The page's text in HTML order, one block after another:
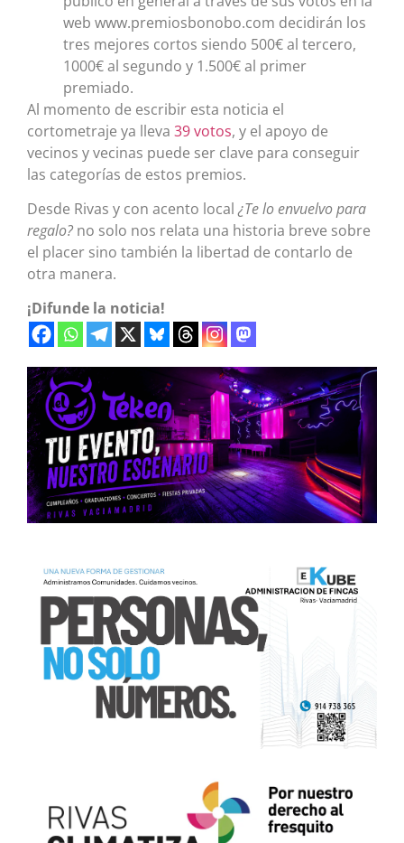
web www.premiosbonobo.com decidirán los
tres mejores cortos siendo 500€ al tercero,
1000€ al segundo y 1.500€ al primer
premiado.
Al momento de escribir esta noticia el
cortometraje ya lleva 39 votos, y el apoyo de
vecinos y vecinas puede ser clave para conseguir
las categorías de estos premios.
Desde Rivas y con acento local¿Te lo envuelvo para
regalo? no solo nos relata una historia breve sobre
el placer sino también la libertad de contarlo de
otra manera.
¡Difunde la noticia!